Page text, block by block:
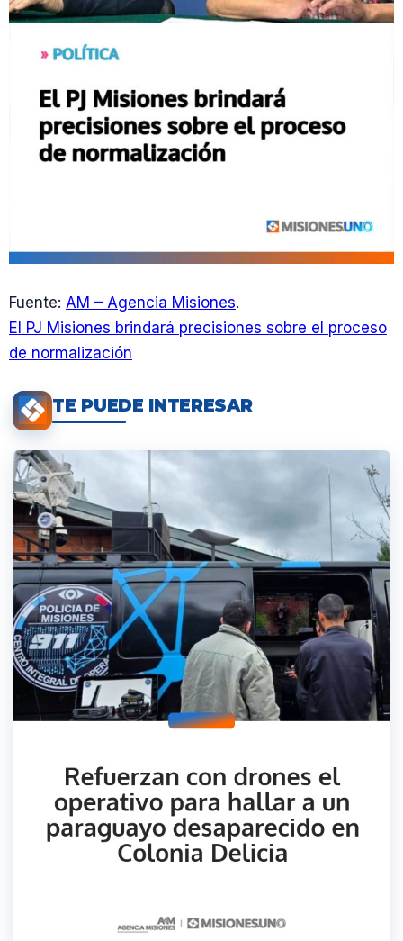
Fuente: AM – Agencia Misiones.
El PJ Misiones brindará precisiones sobre el proceso
de normalización
TE PUEDE INTERESAR